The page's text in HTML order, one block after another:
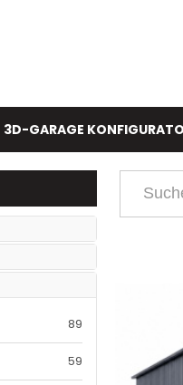
3D-GARAGE
109
7
26
89
59